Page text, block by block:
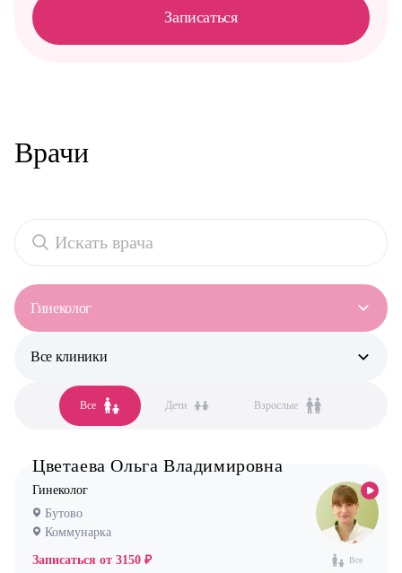
Записаться
Врачи
Все Дети Взрослые
Гинеколог
Все специальности
Аллерголог-иммунолог
Анестезиолог
Гинеколог
Дерматолог
Кардиолог детский
Логопед
Все клиники
Все клиники
Жулебино
Некрасовка
Новокосино
Все
Цветаева Ольга Владимировна
Гинеколог
Бутово
Коммунарка
Записаться от 3150 ₽